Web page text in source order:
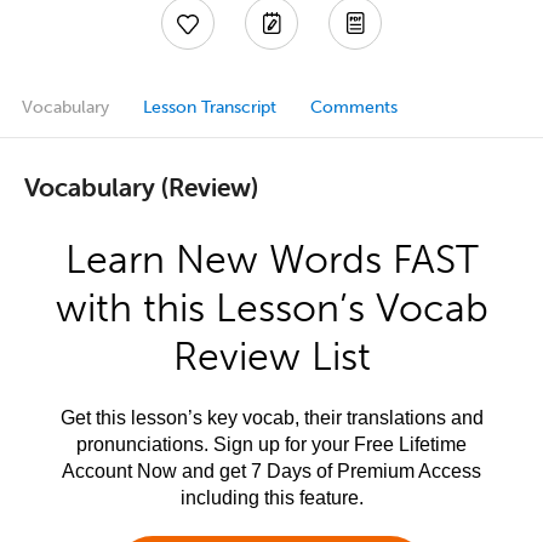
Vocabulary Lesson Transcript Comments
Vocabulary (Review)
Learn New Words FAST
with this Lesson’s Vocab
Review List
Get this lesson’s key vocab, their translations and
pronunciations. Sign up for your Free Lifetime
Account Now and get 7 Days of Premium Access
including this feature.